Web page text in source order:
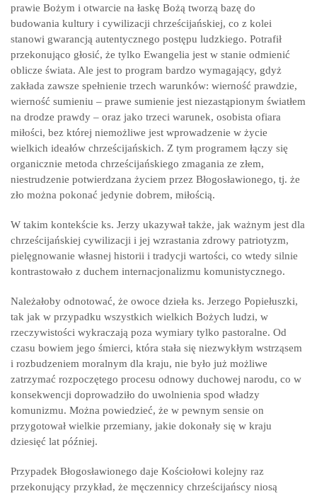
prawie Bożym i otwarcie na łaskę Bożą tworzą bazę do
budowania kultury i cywilizacji chrześcijańskiej, co z kolei
stanowi gwarancją autentycznego postępu ludzkiego. Potrafił
przekonująco głosić, że tylko Ewangelia jest w stanie odmienić
oblicze świata. Ale jest to program bardzo wymagający, gdyż
zakłada zawsze spełnienie trzech warunków: wierność prawdzie,
wierność sumieniu – prawe sumienie jest niezastąpionym światłem
na drodze prawdy – oraz jako trzeci warunek, osobista ofiara
miłości, bez której niemożliwe jest wprowadzenie w życie
wielkich ideałów chrześcijańskich. Z tym programem łączy się
organicznie metoda chrześcijańskiego zmagania ze złem,
niestrudzenie potwierdzana życiem przez Błogosławionego, tj. że
zło można pokonać jedynie dobrem, miłością.
W takim kontekście ks. Jerzy ukazywał także, jak ważnym jest dla
chrześcijańskiej cywilizacji i jej wzrastania zdrowy patriotyzm,
pielęgnowanie własnej historii i tradycji wartości, co wtedy silnie
kontrastowało z duchem internacjonalizmu komunistycznego.
Należałoby odnotować, że owoce dzieła ks. Jerzego Popiełuszki,
tak jak w przypadku wszystkich wielkich Bożych ludzi, w
rzeczywistości wykraczają poza wymiary tylko pastoralne. Od
czasu bowiem jego śmierci, która stała się niezwykłym wstrząsem
i rozbudzeniem moralnym dla kraju, nie było już możliwe
zatrzymać rozpoczętego procesu odnowy duchowej narodu, co w
konsekwencji doprowadziło do uwolnienia spod władzy
komunizmu. Można powiedzieć, że w pewnym sensie on
przygotował wielkie przemiany, jakie dokonały się w kraju
dziesięć lat później.
Przypadek Błogosławionego daje Kościołowi kolejny raz
przekonujący przykład, że męczennicy chrześcijańscy niosą